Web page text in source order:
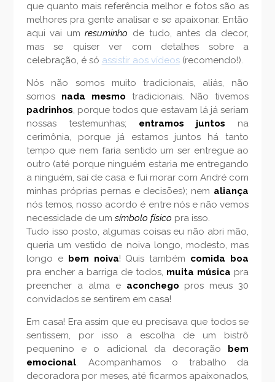
que quanto mais referência melhor e fotos são as
melhores pra gente analisar e se apaixonar. Então
aqui vai umresuminho de tudo, antes da decor,
mas se quiser ver com detalhes sobre a
celebração, é só assistir aos vídeos(recomendo!).
Nós não somos muito tradicionais, aliás, não
somos nada mesmo tradicionais. Não tivemos
padrinhos , porque todos que estavam lá já seriam
nossas testemunhas; entramos juntos na
cerimônia, porque já estamos juntos há tanto
tempo que nem faria sentido um ser entregue ao
outro (até porque ninguém estaria me entregando
a ninguém, saí de casa e fui morar com André com
minhas próprias pernas e decisões); nem aliança
nós temos, nosso acordo é entre nós e não vemos
necessidade de um símbolo físico pra isso.
Tudo isso posto, algumas coisas eu não abri mão,
queria um vestido de noiva longo, modesto, mas
longo e bem noiva! Quis também comida boa
pra encher a barriga de todos, muita música pra
preencher a alma e aconchego pros meus 30
convidados se sentirem em casa!
Em casa! Era assim que eu precisava que todos se
sentissem, por isso a escolha de um bistrô
pequenino e o adicional da decoração bem
emocional. Acompanhamos o trabalho da
decoradora por meses, até ficarmos apaixonados,